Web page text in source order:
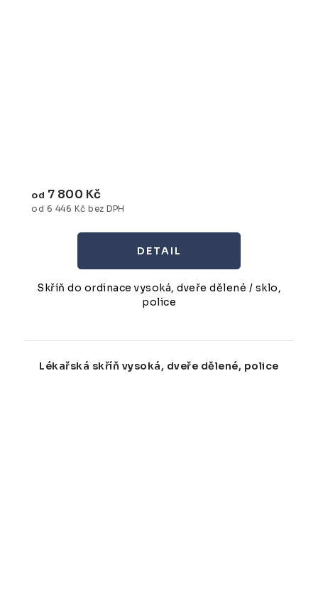
od 6 446 Kč bez DPH
od 7 800 Kč
Skříň do ordinace vysoká, dveře dělené / sklo,
police
Lékařská skříň vysoká, dveře dělené, police